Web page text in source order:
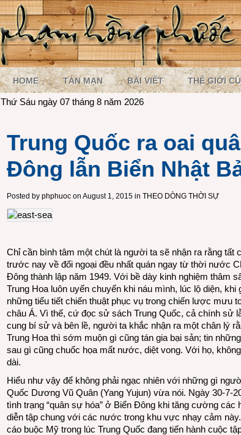
HOME TẢN MẠN BÀI VIẾT THẾ GIỚI
Thứ Sáu ngày 07 tháng 8 năm 2026
Trung Quốc ra oai
Đông lẫn Biển Nhật
Posted by phphuoc on August 1, 2015 in THEO DÒNG THỜI SỰ
Chỉ cần bình tâm một chút là người ta sẽ nhận ra rằng tất
trước nay về đối ngoại đều nhất quán ngay từ thời nước
Đông thành lập năm 1949. Với bề dày kinh nghiệm thâm
Trung Hoa luôn uyển chuyển khi náu mình, lúc lộ diện,
những tiểu tiết chiến thuật phục vụ trong chiến lược mưu
châu Á. Vì thế, cứ đọc sử sách Trung Quốc, cả chính sử
cung bí sử và bên lề, người ta khắc nhận ra một chân lý
Trung Hoa thì sớm muộn gì cũng tán gia bại sản; tin
sau gì cũng chuốc họa mất nước, diệt vong. Với họ,
dài.
Hiểu như vậy để không phải ngạc nhiên với những gì
Quốc Dương Vũ Quân (Yang Yujun) vừa nói. Ngày 30-7-
tình trạng “quân sự hóa” ở Biển Đông khi tăng cường các
diễn tập chung với các nước trong khu vực nhạy cảm
cáo buộc Mỹ trong lúc Trung Quốc đang tiến hành cuộc